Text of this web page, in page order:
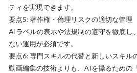
ティを実現できます。
要点5: 著作権・倫理リスクの適切な管理
AIラベルの表示や法規制の遵守を徹底し
ない運用が必須です。
要点6: 専門スキルの代替と新しいスキル
動画編集の技術よりも、AIを操るための